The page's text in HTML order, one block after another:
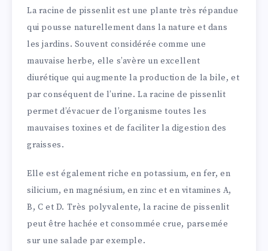
La racine de pissenlit est une plante très répandue
qui pousse naturellement dans la nature et dans
les jardins. Souvent considérée comme une
mauvaise herbe, elle s’avère un excellent
diurétique qui augmente la production de la bile, et
par conséquent de l’urine. La racine de pissenlit
permet d’évacuer de l’organisme toutes les
mauvaises toxines et de faciliter la digestion des
graisses.
Elle est également riche en potassium, en fer, en
silicium, en magnésium, en zinc et en vitamines A,
B, C et D. Très polyvalente, la racine de pissenlit
peut être hachée et consommée crue, parsemée
sur une salade par exemple.